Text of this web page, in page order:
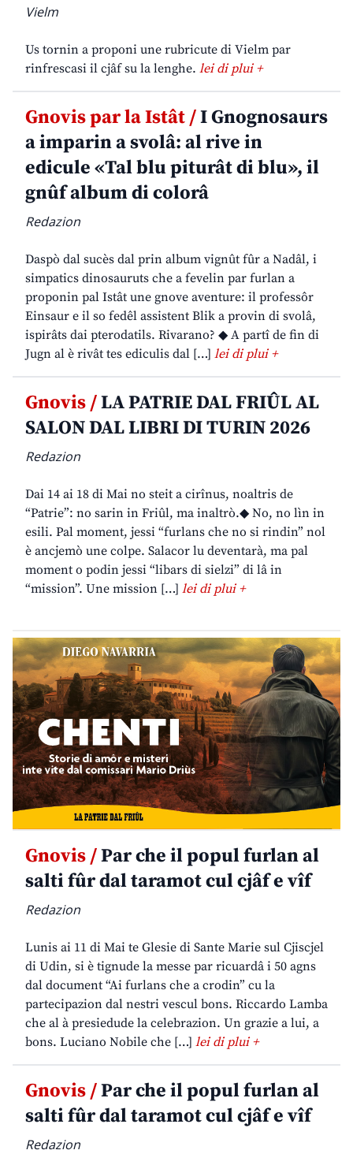
Vielm
Us tornin a proponi une rubricute di Vielm par
rinfrescasi il cjâf su la lenghe. lei di plui +
Gnovis par la Istât /I Gnognosaurs
a imparin a svolâ: al rive in
edicule «Tal blu piturât di blu», il
gnûf album di colorâ
Redazion
Daspò dal sucès dal prin album vignût fûr a Nadâl, i
simpatics dinosauruts che a fevelin par furlan a
proponin pal Istât une gnove aventure: il professôr
Einsaur e il so fedêl assistent Blik a provin di svolâ,
ispirâts dai pterodatils. Rivarano? ◆ A partî de fin di
Jugn al è rivât tes ediculis dal […] lei di plui +
Gnovis /LA PATRIE DAL FRIÛL AL
SALON DAL LIBRI DI TURIN 2026
Redazion
Dai 14 ai 18 di Mai no steit a cirînus, noaltris de
“Patrie”: no sarin in Friûl, ma inaltrò.◆ No, no lìn in
esili. Pal moment, jessi “furlans che no si rindin” nol
è ancjemò une colpe. Salacor lu deventarà, ma pal
moment o podin jessi “libars di sielzi” di lâ in
“mission”. Une mission […] lei di plui +
Gnovis /Par che il popul furlan al
salti fûr dal taramot cul cjâf e vîf
Redazion
Lunis ai 11 di Mai te Glesie di Sante Marie sul Cjiscjel
di Udin, si è tignude la messe par ricuardâ i 50 agns
dal document “Ai furlans che a crodin” cu la
partecipazion dal nestri vescul bons. Riccardo Lamba
che al à presiedude la celebrazion. Un grazie a lui, a
bons. Luciano Nobile che […] lei di plui +
Gnovis /Par che il popul furlan al
salti fûr dal taramot cul cjâf e vîf
Redazion